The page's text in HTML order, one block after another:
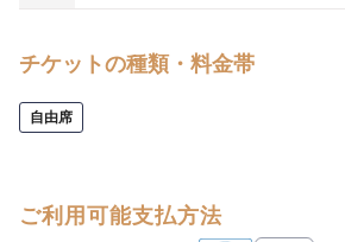
チケットの種類・料金帯
自由席
ご利用可能支払方法